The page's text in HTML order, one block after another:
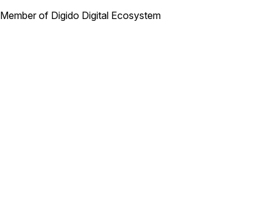
Member of Digido Digital Ecosystem